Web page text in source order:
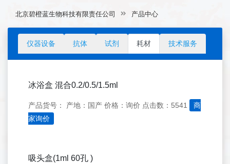
北京碧橙蓝生物科技有限责任公司 产品中心
仪器设备 抗体 试剂 耗材 技术服务
冰浴盒 混合0.2/0.5/1.5ml
产品货号： 产地：国产 价格：询价 点击数：5541
商
家询价
吸头盒(1ml 60孔 )